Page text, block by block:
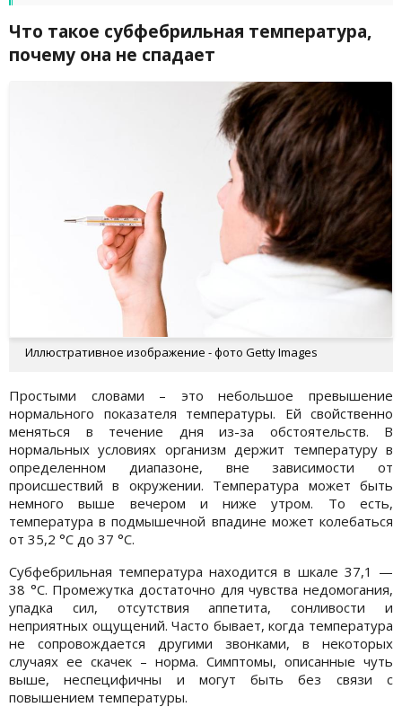
Что такое субфебрильная температура,
почему она не спадает
Иллюстративное изображение - фото Getty Images
Простыми словами – это небольшое превышение
нормального показателя температуры. Ей свойственно
меняться в течение дня из-за обстоятельств. В
нормальных условиях организм держит температуру в
определенном диапазоне, вне зависимости от
происшествий в окружении. Температура может быть
немного выше вечером и ниже утром. То есть,
температура в подмышечной впадине может колебаться
от 35,2 °C до 37 °C.
Субфебрильная температура находится в шкале 37,1 —
38 °С. Промежутка достаточно для чувства недомогания,
упадка сил, отсутствия аппетита, сонливости и
неприятных ощущений. Часто бывает, когда температура
не сопровождается другими звонками, в некоторых
случаях ее скачек – норма. Симптомы, описанные чуть
выше, неспецифичны и могут быть без связи с
повышением температуры.